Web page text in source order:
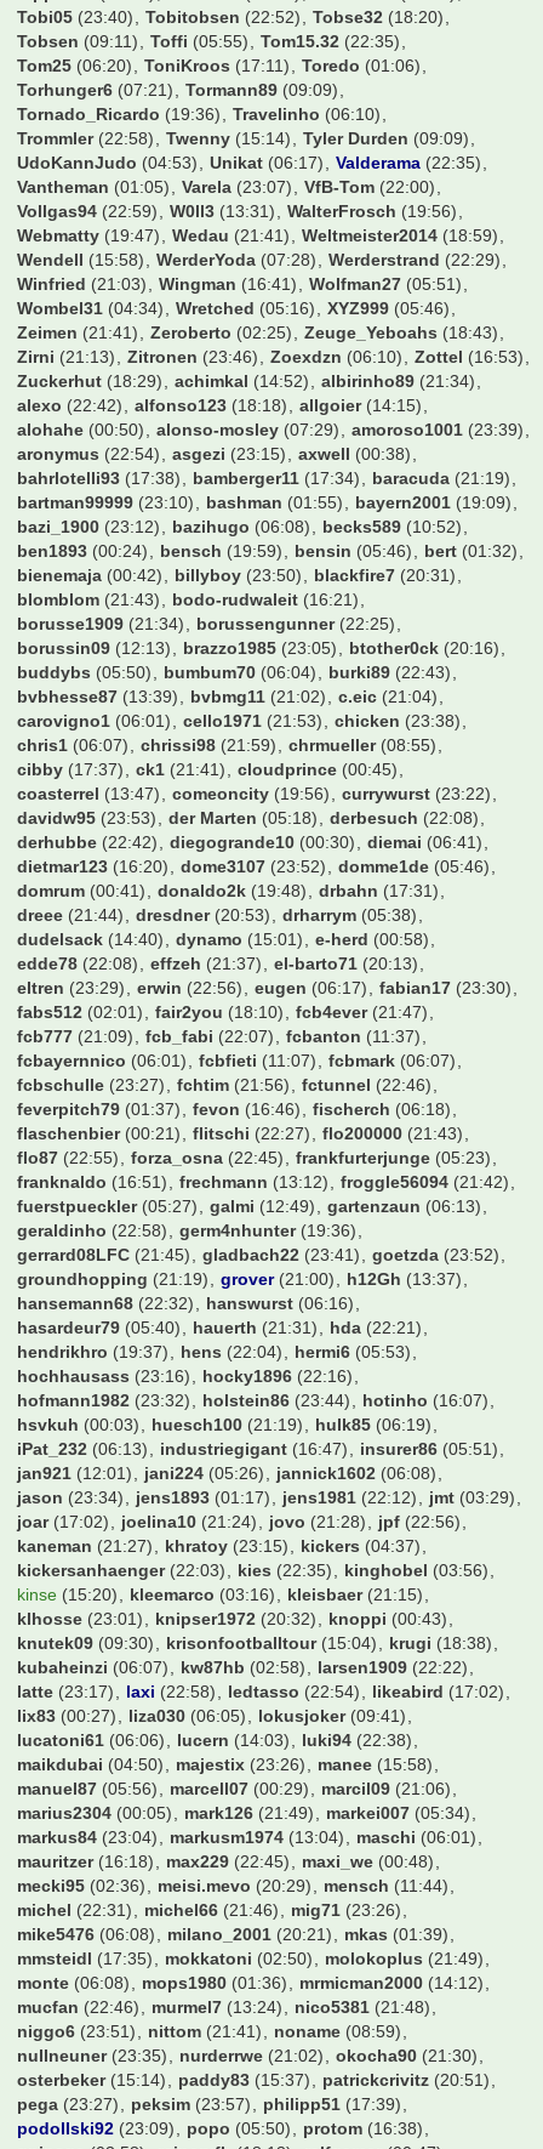
Schwabe90(10:12) Schwabo(23:48) Schwenka5(21:55)
Sh1v0r(22:34) Simifcb(23:01) Simon Westwood
SimonE(22:58) Simon_089(22:46) Simonsen(12:38)
Sindre(17:04) Sisan(00:08) Slap0r(14:01)
Snx_FCB
(23:44) SoccerFreak(23:34) SoccerKing
Spargo(09:00) Spatzl(23:03) Speedy(06:14)
Sportallrounder85(00:14) Spreitzer(06:19)
Sprudelhuhn(22:05) Stanic13(13:17) Stef_an(00:54)
StefanNBY(19:31) Steffi123(22:04) Steve0610(00:09)
Steve_McManaman(01:00) StgtHofbraeu(13:51)
Stowasser (21:29) Striker1988(19:49) StubbyBVB(19:30)
Sturmi74 (23:34) Suedtribuene(22:17)
Suedwestpfalz(17:33) TGR(06:18) TH2802(18:04)
TSV(18:11) T_1904(23:50) Takko (22:46) Talant(19:32)
Taro93(23:58) Terrortroll(05:44) The1AndOnly (22:51)
Thomas1860(04:47) TiRo-88(06:11) Ticketchef2006(00:30)
Tim586(22:23) Timdergroundhopper(17:02)
Timek1995(00:38) Timmy(20:34) TimoStr(05:50)
TipperGT(14:10) Titanium(01:27) ToDo1909(21:03)
Tobi05(23:40) Tobitobsen(22:52) Tobse32(18:20)
Tobsen(09:11) Toffi(05:55) Tom15.32(22:35)
Tom25(06:20) ToniKroos(17:11) Toredo(01:06)
Torhunger6(07:21) Tormann89(09:09)
Tornado_Ricardo(19:36) Travelinho(06:10)
Trommler(22:58) Twenny(15:14) Tyler Durden
UdoKannJudo(04:53) Unikat(06:17) Valderama
Vantheman(01:05) Varela(23:07) VfB-Tom(22:00)
Vollgas94(22:59) W0ll3(13:31) WalterFrosch(19:56)
Webmatty(19:47) Wedau(21:41) Weltmeister2014
Wendell(15:58) WerderYoda(07:28) Werderstrand(22:29)
Winfried(21:03) Wingman(16:41) Wolfman27(05:51)
Wombel31(04:34) Wretched(05:16) XYZ999(05:46)
Zeimen(21:41) Zeroberto(02:25) Zeuge_Yeboahs(18:43)
Zirni(21:13) Zitronen (23:46) Zoexdzn(06:10) Zottel(16:53)
Zuckerhut (18:29) achimkal(14:52) albirinho89(21:34)
alexo(22:42) alfonso123(18:18) allgoier(14:15)
alohahe(00:50) alonso-mosley(07:29) amoroso1001
aronymus(22:54) asgezi(23:15) axwell(00:38)
bahrlotelli93 (17:38) bamberger11(17:34) baracuda
bartman99999(23:10) bashman(01:55) bayern2001
bazi_1900(23:12) bazihugo (06:08) becks589(10:52)
ben1893 (00:24) bensch (19:59) bensin(05:46) bert
bienemaja (00:42) billyboy(23:50) blackfire7(20:31)
blomblom(21:43) bodo-rudwaleit(16:21)
borusse1909(21:34) borussengunner(22:25)
borussin09(12:13) brazzo1985(23:05) btother0ck(20:16)
buddybs(05:50) bumbum70(06:04) burki89(22:43)
bvbhesse87 (13:39) bvbmg11(21:02) c.eic(21:04)
carovigno1 (06:01) cello1971(21:53) chicken(23:38)
chris1(06:07) chrissi98(21:59) chrmueller(08:55)
cibby(17:37) ck1(21:41) cloudprince(00:45)
coasterrel (13:47) comeoncity(19:56) currywurst(23:22)
davidw95(23:53) der Marten(05:18) derbesuch (22:08)
derhubbe(22:42) diegogrande10 (00:30)
dietmar123(16:20) dome3107(23:52) domme1de
domrum(00:41) donaldo2k(19:48) drbahn(17:31)
dreee(21:44) dresdner(20:53) drharrym
dudelsack(14:40) dynamo(15:01) e-herd(00:58)
edde78 (22:08) effzeh(21:37) el-barto71(20:13)
eltren(23:29) erwin(22:56) eugen(06:17) fabian17(23:30)
fabs512(02:01) fair2you(18:10) fcb4ever(21:47)
fcb777(21:09) fcb_fabi (22:07) fcbanton (11:37)
fcbayernnico(06:01) fcbfieti (11:07) fcbmark(06:07)
fcbschulle(23:27) fchtim (21:56) fctunnel(22:46)
feverpitch79(01:37) fevon(16:46) fischerch(06:18)
flaschenbier
(00:21) flitschi(22:27) flo200000(21:43)
flo87(22:55) forza_osna(22:45) frankfurterjunge(05:23)
franknaldo(16:51) frechmann(13:12) froggle56094(21:42)
fuerstpueckler(05:27) galmi(12:49) gartenzaun(06:13)
geraldinho(22:58) germ4nhunter(19:36)
gerrard08LFC(21:45) gladbach22(23:41) goetzda
groundhopping(21:19) grover(21:00) h12Gh(13:37)
hansemann68(22:32) hanswurst(06:16)
hasardeur79(05:40) hauerth(21:31) hda(22:21)
hendrikhro(19:37) hens(22:04) hermi6(05:53)
hochhausass(23:16) hocky1896(22:16)
hofmann1982(23:32) holstein86 (23:44) hotinho(16:07)
hsvkuh(00:03) huesch100(21:19) hulk85(06:19)
iPat_232(06:13) industriegigant (16:47) insurer86
jan921(12:01) jani224(05:26) jannick1602(06:08)
jason(23:34) jens1893(01:17) jens1981(22:12) jmt(03:29)
joar(17:02) joelina10(21:24) jovo(21:28) jpf(22:56)
kaneman(21:27) khratoy(23:15) kickers(04:37)
kickersanhaenger(22:03) kies (22:35) kinghobel
kinse(15:20) kleemarco(03:16) kleisbaer(21:15)
klhosse(23:01) knipser1972(20:32) knoppi(00:43)
knutek09(09:30) krisonfootballtour(15:04) krugi
kubaheinzi(06:07) kw87hb(02:58) larsen1909(22:22)